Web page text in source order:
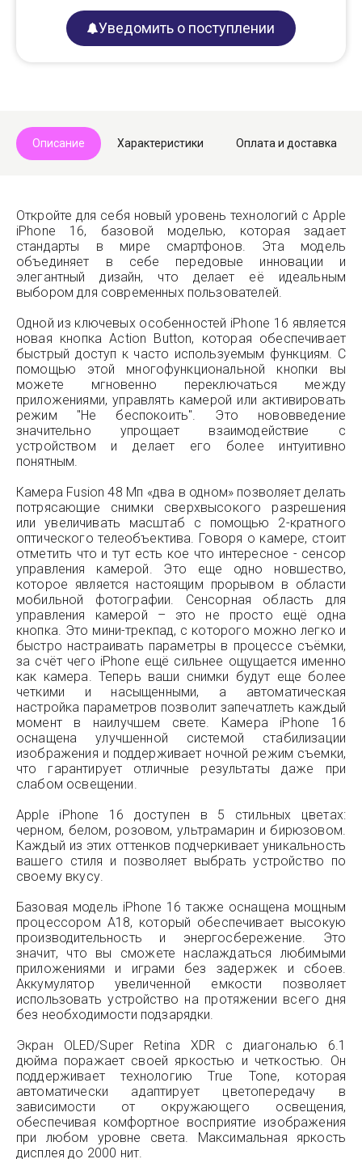
Уведомить о поступлении
Описание Характеристики Оплата и доставка
Откройте для себя новый уровень технологий с Apple
iPhone 16, базовой моделью, которая задает
стандарты в мире смартфонов. Эта модель
объединяет в себе передовые инновации и
элегантный дизайн, что делает её идеальным
выбором для современных пользователей.
Одной из ключевых особенностей iPhone 16 является
новая кнопка Action Button, которая обеспечивает
быстрый доступ к часто используемым функциям. С
помощью этой многофункциональной кнопки вы
можете мгновенно переключаться между
приложениями, управлять камерой или активировать
режим "Не беспокоить". Это нововведение
значительно упрощает взаимодействие с
устройством и делает его более интуитивно
понятным.
Камера Fusion 48 Мп «два в одном» позволяет делать
потрясающие снимки сверхвысокого разрешения
или увеличивать масштаб с помощью 2-кратного
оптического телеобъектива. Говоря о камере, стоит
отметить что и тут есть кое что интересное - сенсор
управления камерой. Это еще одно новшество,
которое является настоящим прорывом в области
мобильной фотографии. Сенсорная область для
управления камерой – это не просто ещё одна
кнопка. Это мини-трекпад, с которого можно легко и
быстро настраивать параметры в процессе съёмки,
за счёт чего iPhone ещё сильнее ощущается именно
как камера. Теперь ваши снимки будут еще более
четкими и насыщенными, а автоматическая
настройка параметров позволит запечатлеть каждый
момент в наилучшем свете. Камера iPhone 16
оснащена улучшенной системой стабилизации
изображения и поддерживает ночной режим съемки,
что гарантирует отличные результаты даже при
слабом освещении.
Apple iPhone 16 доступен в 5 стильных цветах:
черном, белом, розовом, ультрамарин и бирюзовом.
Каждый из этих оттенков подчеркивает уникальность
вашего стиля и позволяет выбрать устройство по
своему вкусу.
Базовая модель iPhone 16 также оснащена мощным
процессором A18, который обеспечивает высокую
производительность и энергосбережение. Это
значит, что вы сможете наслаждаться любимыми
приложениями и играми без задержек и сбоев.
Аккумулятор увеличенной емкости позволяет
использовать устройство на протяжении всего дня
без необходимости подзарядки.
Экран OLED/Super Retina XDR с диагональю 6.1
дюйма поражает своей яркостью и четкостью. Он
поддерживает технологию True Tone, которая
автоматически адаптирует цветопередачу в
зависимости от окружающего освещения,
обеспечивая комфортное восприятие изображения
при любом уровне света. Максимальная яркость
дисплея до 2000 нит.